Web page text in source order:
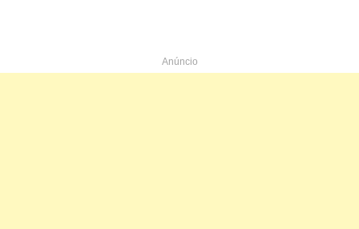
Anúncio